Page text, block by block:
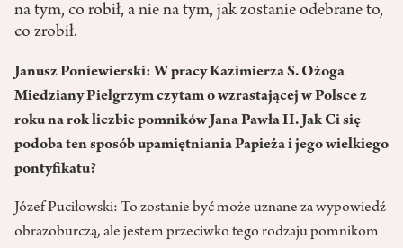
na tym, co robił, a nie na tym, jak zostanie odebrane to,
co zrobił.
Janusz Poniewierski: W pracy Kazimierza S. Ożoga
Miedziany Pielgrzym czytam o wzrastającej w Polsce z
roku na rok liczbie pomników Jana Pawła II. Jak Ci się
podoba ten sposób upamiętniania Papieża i jego wielkiego
pontyfikatu?
Józef Puciłowski: To zostanie być może uznane za wypowiedź
obrazoburczą, ale jestem przeciwko tego rodzaju pomnikom